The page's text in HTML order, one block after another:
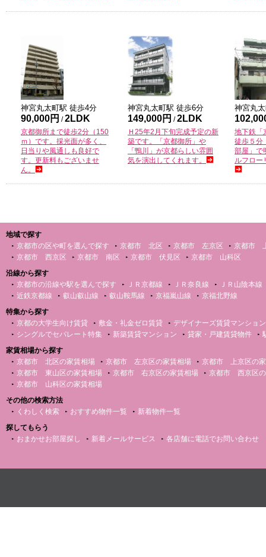
神宮丸太町駅 徒歩4分
90,000円 /2LDK
京都御所まで徒歩2分（150
ｍ）です。採光面が多く、
日当りや風通しも良好で
す。更新料もございませ
ん。
神宮丸太町駅 徒歩6分
149,000円 /2LDK
Ｈ25年2月下旬完成予定の新
築です。「京都御所」や
「鴨川」が京都らしい雰囲
気を演出してくれます。
神宮丸
地下鉄「
徒歩５分
部屋」で
ルフロー
地域で探す
京都市の区や町を選んで探す
京都市 北区 京都市 左京区
京都市
京都市 西京区
京都市 南区 京都市 伏見区
京都市 山科区
沿線から探す
京都市の沿線や駅を選んで探す
ＪＲ京都線 ＪＲ奈良線
ＪＲ山陰本線
近鉄京都線
叡山叡山線 叡山鞍馬線 京福嵐山線
京福北野線
特集から探す
京都の大学生向け賃貸
敷金・礼金ゼロ賃貸
デザイナーズ賃貸マンション
シングルでセパレート特集
新築賃貸マンション 貸家・戸建賃貸物件
家賃相場から探す
京都市 北区の家賃相場
京都市 左京区の家賃相場
京都市 上京区の
京都市 東山区の家賃相場
京都市 右京区の家賃相場
京都市 西京区
京都市 山科区の家賃相場
その他の検索方法
くわしく検索
おすすめ物件一覧
新着物件一覧
探してもらう
おまかせお部屋探し
新着メールサービス 各店舗に電話でお問い合わせ